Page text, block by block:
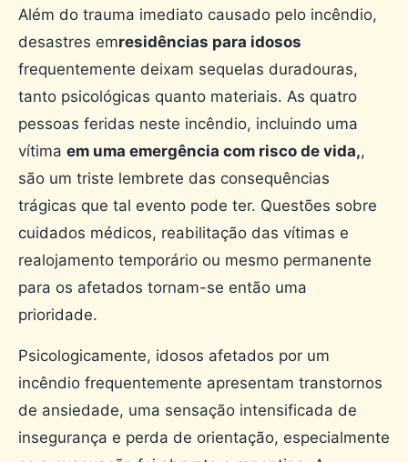
Além do trauma imediato causado pelo incêndio,
desastres emresidências para idosos
frequentemente deixam sequelas duradouras,
tanto psicológicas quanto materiais. As quatro
pessoas feridas neste incêndio, incluindo uma
vítima em uma emergência com risco de vida,,
são um triste lembrete das consequências
trágicas que tal evento pode ter. Questões sobre
cuidados médicos, reabilitação das vítimas e
realojamento temporário ou mesmo permanente
para os afetados tornam-se então uma
prioridade.
Psicologicamente, idosos afetados por um
incêndio frequentemente apresentam transtornos
de ansiedade, uma sensação intensificada de
insegurança e perda de orientação, especialmente